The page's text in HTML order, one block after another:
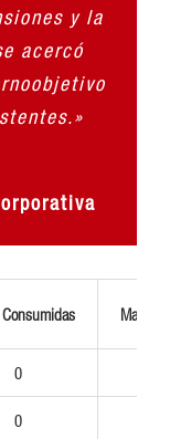
y la
acercó
0
0